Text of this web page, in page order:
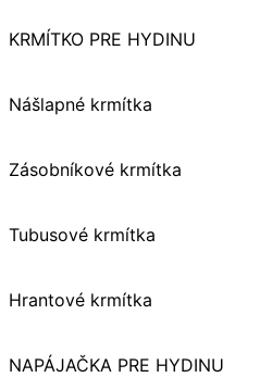
KRMÍTKO PRE HYDINU
Nášlapné krmítka
Zásobníkové krmítka
Tubusové krmítka
Hrantové krmítka
NAPÁJAČKA PRE HYDINU